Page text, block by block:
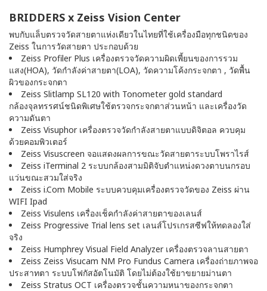
BRIDDERS x Zeiss Vision Center
พบกับแล็บตรวจวัดสายตาแห่งเดียวในไทยที่ใช้เครื่องมือทุกชนิดของ
Zeiss ในการวัดสายตา ประกอบด้วย
Zeiss Profiler Plus เครื่องตรวจวัดความผิดเพี้ยนของการรวม
แสง(HOA), วัดกำลังค่าสายตา(LOA), วัดความโค้งกระจกตา , วัดพื้น
ผิวของกระจกตา
Zeiss Slitlamp SL120 with Tonometer gold standard
กล้องจุลทรรศน์ชนิดพิเศษใช้ตรวจกระจกตาส่วนหน้า และเครื่องวัด
ความดันตา
Zeiss Visuphor เครื่องตรวจวัดกำลังสายตาแบบดิจิตอล ควบคุม
ด้วยคอมพิวเตอร์
Zeiss Visuscreen จอแสดงผลการขณะวัดสายตาระบบโพราไรส์
Zeiss iTerminal 2 ระบบกล้องสามมิติจับตำแหน่งดวงตาบนกรอบ
แว่นขณะสวมใส่จริง
Zeiss i.Com Mobile ระบบควบคุมเครื่องตรวจวัดของ Zeiss ผ่าน
WIFI Ipad
Zeiss Visulens เครื่องเช็คกำลังค่าสายตาของเลนส์
Zeiss Progressive Trial lens set เลนส์โปรเกรสซีฟให้ทดลองใส่
จริง
Zeiss Humphrey Visual Field Analyzer เครื่องตรวจลานสายตา
Zeiss Zeiss Visucam NM Pro Fundus Camera เครื่องถ่ายภาพจอ
ประสาทตา ระบบโฟกัสอัตโนมัติ โดยไม่ต้องใช้ยาขยายม่านตา
Zeiss Stratus OCT เครื่องตรวจชั้นความหนาของกระจกตา